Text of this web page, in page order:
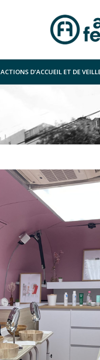
ACTIONS D’ACCUEIL ET DE